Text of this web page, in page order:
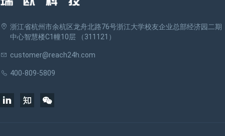
浙江省杭州市余杭区龙舟北路76号浙江大学校友企业总部经济园二期
中心智慧楼C1幢10层 （311121）
customer@reach24h.com
400-809-5809